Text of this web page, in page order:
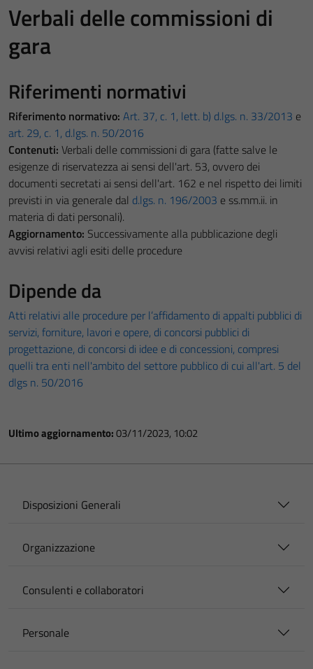
Verbali delle commissioni di
gara
Riferimenti normativi
Riferimento normativo: Art. 37, c. 1, lett. b) d.lgs. n. 33/2013 e
art. 29, c. 1, d.lgs. n. 50/2016
Contenuti: Verbali delle commissioni di gara (fatte salve le
esigenze di riservatezza ai sensi dell'art. 53, ovvero dei
documenti secretati ai sensi dell'art. 162 e nel rispetto dei limiti
previsti in via generale dal d.lgs. n. 196/2003 e ss.mm.ii. in
materia di dati personali).
Aggiornamento: Successivamente alla pubblicazione degli
avvisi relativi agli esiti delle procedure
Dipende da
Atti relativi alle procedure per l’affidamento di appalti pubblici di
servizi, forniture, lavori e opere, di concorsi pubblici di
progettazione, di concorsi di idee e di concessioni, compresi
quelli tra enti nell'ambito del settore pubblico di cui all'art. 5 del
dlgs n. 50/2016
Ultimo aggiornamento:03/11/2023, 10:02
Disposizioni Generali
Organizzazione
Consulenti e collaboratori
Personale